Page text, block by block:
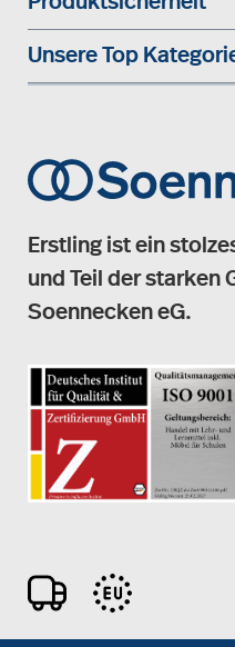
Unsere Top
Erstling ist ein
und Teil der starken
Soennecken eG.